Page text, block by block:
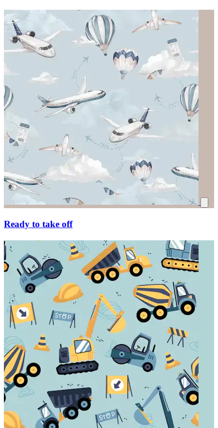
Ready to take off